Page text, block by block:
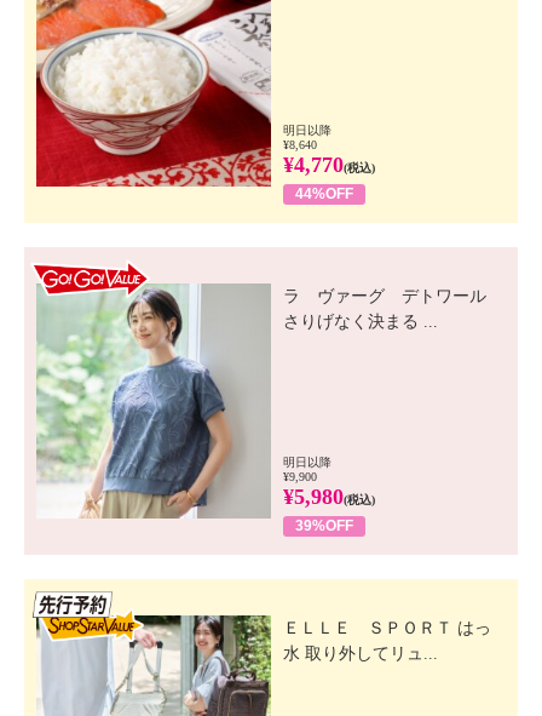
明日以降
¥8,640
¥4,770(税込)
44%OFF
ラ ヴァーグ デトワール
さりげなく決まる ...
明日以降
¥9,900
¥5,980(税込)
39%OFF
ＥＬＬＥ ＳＰＯＲＴ はっ
水 取り外してリュ...